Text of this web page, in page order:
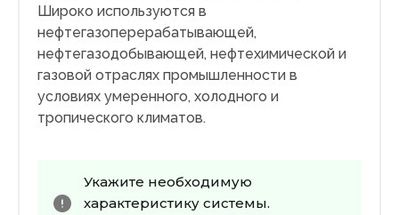
Широко используются в
нефтегазоперерабатывающей,
нефтегазодобывающей, нефтехимической и
газовой отраслях промышленности в
условиях умеренного, холодного и
тропического климатов.
Укажите необходимую
характеристику системы.